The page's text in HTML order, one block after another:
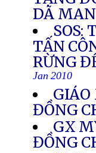
DÃ MAN
SOS:
TẤN
RỪNG
Jan 2010
GIÁO
ĐỒNG
GX
ĐỒNG